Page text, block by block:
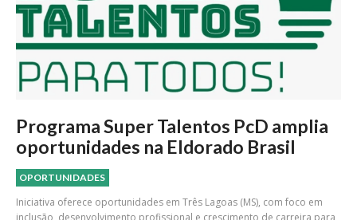
Programa Super Talentos PcD amplia
oportunidades na Eldorado Brasil
OPORTUNIDADES
Iniciativa oferece oportunidades em Três Lagoas (MS), com foco em
inclusão, desenvolvimento profissional e crescimento de carreira para